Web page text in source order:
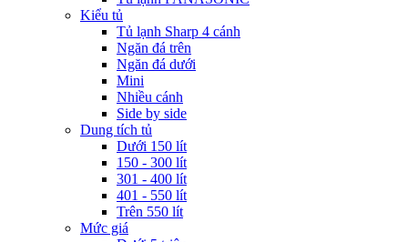
Kiểu tủ
Tủ lạnh Sharp 4 cánh
Ngăn đá trên
Ngăn đá dưới
Mini
Nhiều cánh
Side by side
Dung tích tủ
Dưới 150 lít
150 - 300 lít
301 - 400 lít
401 - 550 lít
Trên 550 lít
Mức giá